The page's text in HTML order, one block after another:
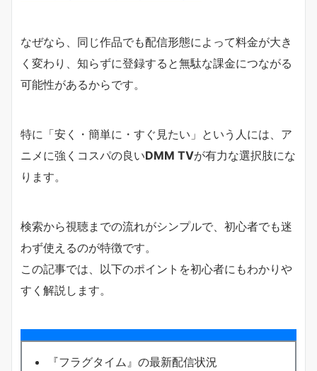
なぜなら、同じ作品でも配信形態によって料金が大き
く変わり、知らずに登録すると無駄な課金につながる
可能性があるからです。
特に「安く・簡単に・すぐ見たい」という人には、ア
ニメに強くコスパの良いDMM TVが有力な選択肢にな
ります。
検索から視聴までの流れがシンプルで、初心者でも迷
わず使えるのが特徴です。
この記事では、以下のポイントを初心者にもわかりや
すく解説します。
『フラグタイム』の最新配信状況